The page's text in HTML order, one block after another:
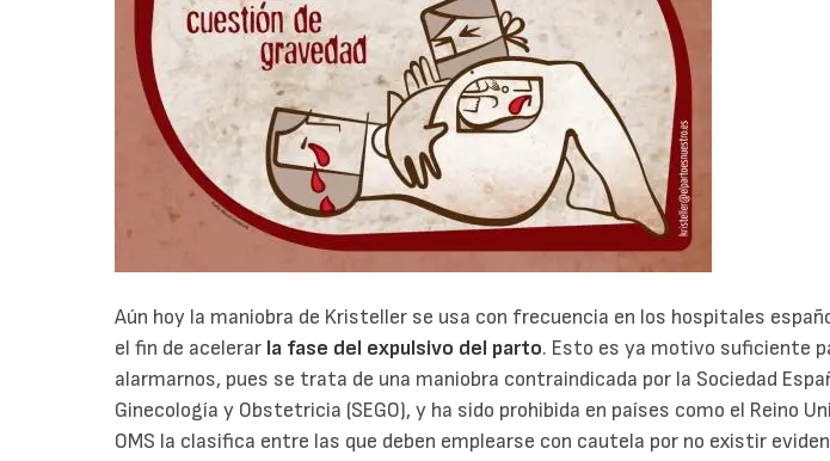
Aún hoy la maniobra de Kristeller se usa con frecuencia en los hospitales
el fin de acelerar la fase del expulsivo del parto. Esto es ya motivo suficiente
alarmarnos, pues se trata de una maniobra contraindicada por la Sociedad
Ginecología y Obstetricia (SEGO), y ha sido prohibida en países como el Reino
OMS la clasifica entre las que deben emplearse con cautela por no existir